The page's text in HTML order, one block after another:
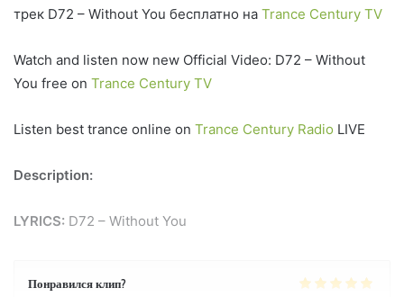
трек D72 – Without You бесплатно на Trance Century TV
Watch and listen now new Official Video: D72 – Without
You free on Trance Century TV
Listen best trance online on Trance Century Radio LIVE
Description:
LYRICS: D72 – Without You
Понравился клип?